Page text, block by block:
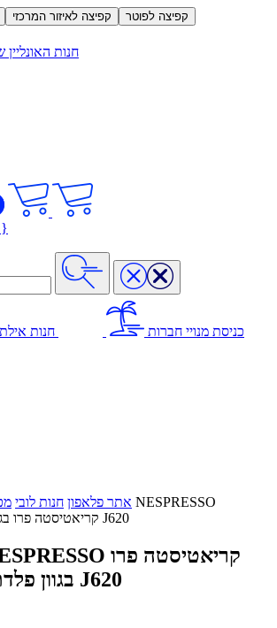
קפיצה לאיזור המרכזי
קפיצה לפוטר
חנות האונליין
כניסת מנויי חברות חנות אילת
אתר פלאפון חנות לובי
קריאטיסטה פרו בגוון פלדת אל חלד דגם J620
בגוון פלדת אל חלד דגם J620